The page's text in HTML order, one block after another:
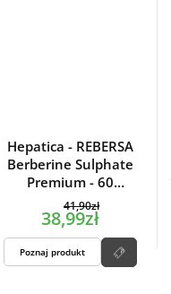
Hepatica - REBERSA
Berberine Sulphate
Premium - 60
kapsułek
41,90zł
38,99zł
Poznaj produkt